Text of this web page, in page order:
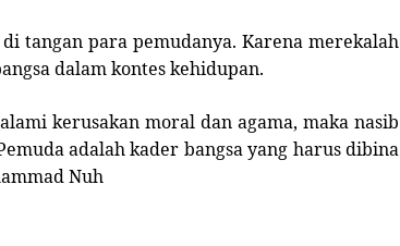
tangan para pemudanya. Karena merekalah
dalam kontes kehidupan.
kerusakan moral dan agama, maka nasib
adalah kader bangsa yang harus dibina
Nuh